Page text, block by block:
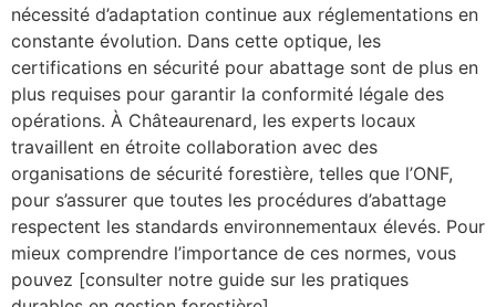
nécessité d’adaptation continue aux réglementations en
constante évolution. Dans cette optique, les
certifications en sécurité pour abattage sont de plus en
plus requises pour garantir la conformité légale des
opérations. À Châteaurenard, les experts locaux
travaillent en étroite collaboration avec des
organisations de sécurité forestière, telles que l’ONF,
pour s’assurer que toutes les procédures d’abattage
respectent les standards environnementaux élevés. Pour
mieux comprendre l’importance de ces normes, vous
pouvez [consulter notre guide sur les pratiques